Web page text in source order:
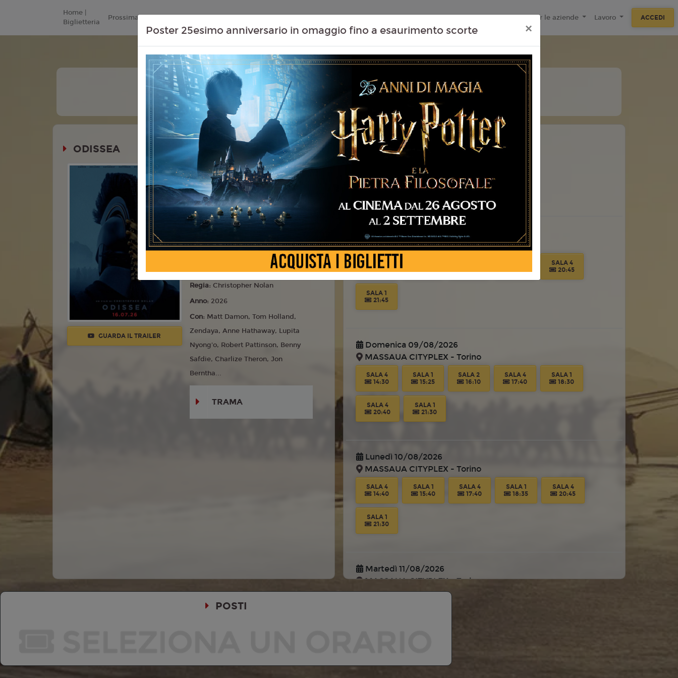
Home |
Biglietteria
Prossimamente Listino Prezzi Contenuti Extra Proiezioni Scolastiche Eventi Passati Tecnologie F.A.Q Per le aziende Lavoro ACCEDI
+
Tutte
Le Date
07
Agosto
Venerdì
08
Sabato
09
Agosto
10
Lunedì
11
ODISSEA
GUARDA IL TRAILER
Durata: 172 min
Genere:Avventura, Fantasy,
Regia:Christopher Nolan
Anno: 2026
Con: Matt Damon, Tom Holland,
Zendaya, Anne Hathaway, Lupita
Nyong'o, Robert Pattinson, Benny
Safdie, Charlize Theron, Jon
Berntha...
TRAMA
Venerdì 07/08/2026
MASSAUA CITYPLEX - Torino
SALA 4
20:45
SALA 1
21:45
Sabato 08/08/2026
MASSAUA CITYPLEX - Torino
SALA 4
14:30
SALA 4
20:45
SALA 1
21:45
Domenica 09/08/2026
MASSAUA CITYPLEX - Torino
SALA 4
14:30
SALA 1
15:25
SALA 2
16:10
SALA 4
17:40
SALA 1
18:30
SALA 4
20:40
SALA 1
21:30
Lunedì 10/08/2026
MASSAUA CITYPLEX - Torino
SALA 4
14:40
SALA 1
15:40
SALA 4
17:40
SALA 1
18:35
SALA 4
20:45
SALA 1
21:30
Martedì 11/08/2026
MASSAUA CITYPLEX - Torino
POSTI
Poster 25esimo anniversario in omaggio fino a esaurimento scorte ×